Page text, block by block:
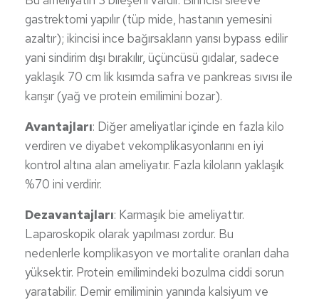
gastrektomi yapılır (tüp mide, hastanın yemesini
azaltır); ikincisi ince bağırsakların yarısı bypass edilir
yani sindirim dışı bırakılır, üçüncüsü gıdalar, sadece
yaklaşık 70 cm lik kısımda safra ve pankreas sıvısı ile
karışır (yağ ve protein emilimini bozar).
Avantajları: Diğer ameliyatlar içinde en fazla kilo
verdiren ve diyabet vekomplikasyonlarını en iyi
kontrol altına alan ameliyatır. Fazla kiloların yaklaşık
%70 ini verdirir.
Dezavantajları: Karmaşık bie ameliyattır.
Laparoskopik olarak yapılması zordur. Bu
nedenlerle komplikasyon ve mortalite oranları daha
yüksektir. Protein emilimindeki bozulma ciddi sorun
yaratabilir. Demir emiliminin yanında kalsiyum ve